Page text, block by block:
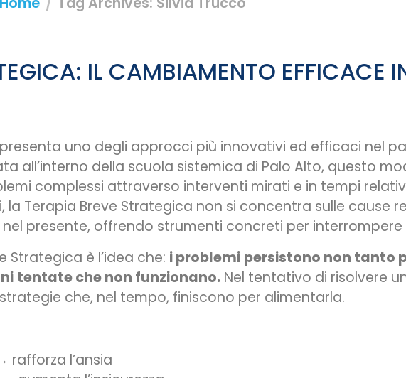
IL CAMBIAMENTO EFFICACE
uno degli approcci più innovativi ed efficaci nel
all’interno della scuola sistemica di Palo Alto, questo
complessi attraverso interventi mirati e in tempi
Terapia Breve Strategica non si concentra sulle cause
presente, offrendo strumenti concreti per interrompere
Strategica è l’idea che: i problemi persistono non tanto
tentate che non funzionano. Nel tentativo di risolvere
che, nel tempo, finiscono per alimentarla.
rafforza l’ansia